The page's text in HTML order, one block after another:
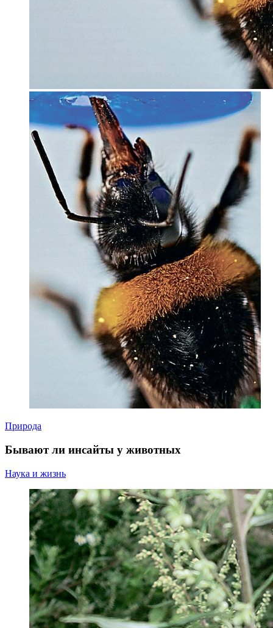
Природа
Бывают ли инсайты у животных
Наука и жизнь